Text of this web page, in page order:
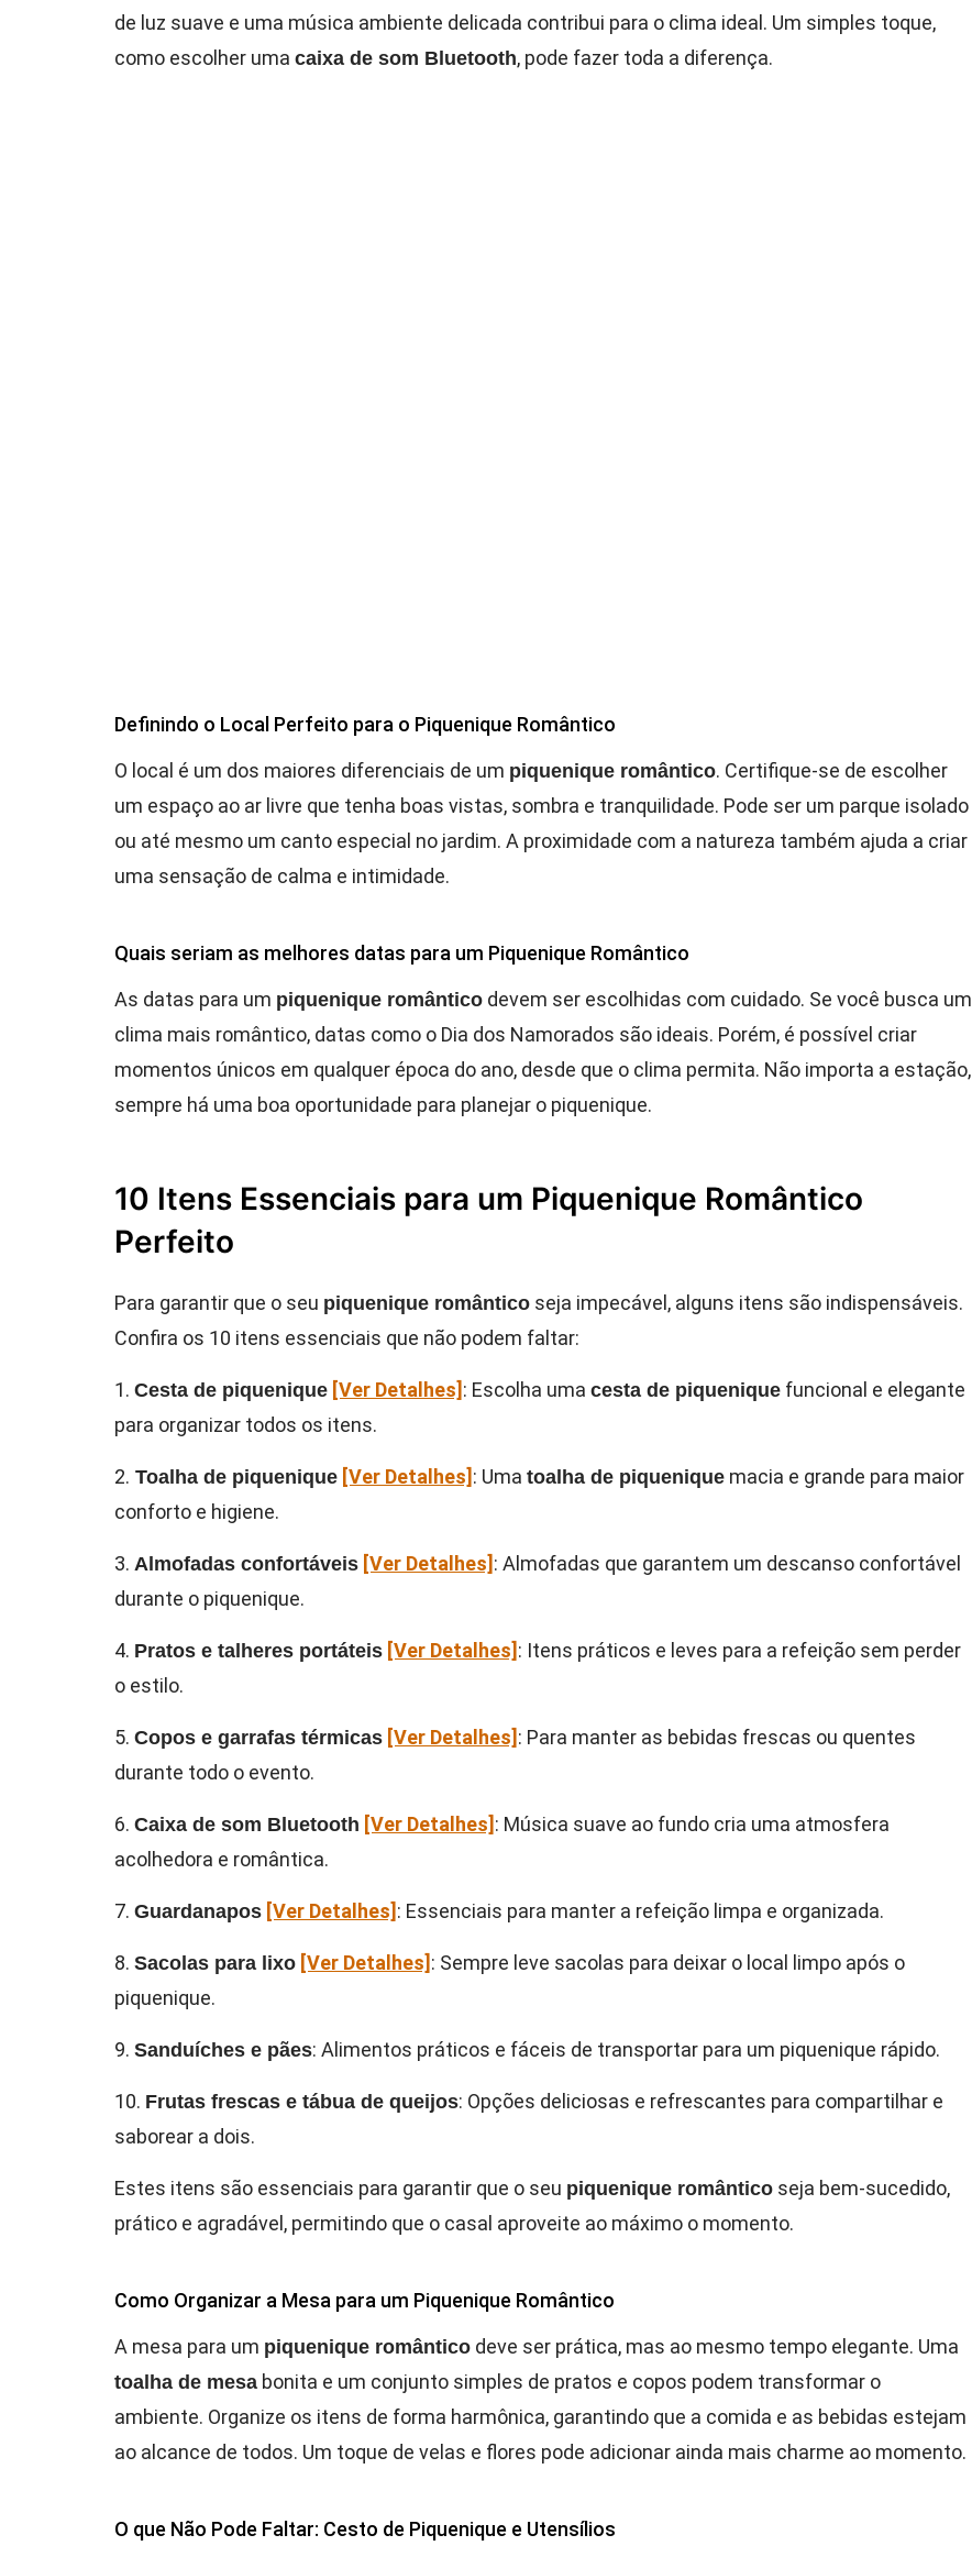
de luz suave e uma música ambiente delicada contribui para o clima ideal. Um simples toque,
como escolher uma caixa de som Bluetooth, pode fazer toda a diferença.
Definindo o Local Perfeito para o Piquenique Romântico
O local é um dos maiores diferenciais de um piquenique romântico. Certifique-se de escolher
um espaço ao ar livre que tenha boas vistas, sombra e tranquilidade. Pode ser um parque isolado
ou até mesmo um canto especial no jardim. A proximidade com a natureza também ajuda a criar
uma sensação de calma e intimidade.
Quais seriam as melhores datas para um Piquenique Romântico
As datas para um piquenique romântico devem ser escolhidas com cuidado. Se você busca um
clima mais romântico, datas como o Dia dos Namorados são ideais. Porém, é possível criar
momentos únicos em qualquer época do ano, desde que o clima permita. Não importa a estação,
sempre há uma boa oportunidade para planejar o piquenique.
10 Itens Essenciais para um Piquenique Romântico
Perfeito
Para garantir que o seu piquenique romântico seja impecável, alguns itens são indispensáveis.
Confira os 10 itens essenciais que não podem faltar:
1. Cesta de piquenique [Ver Detalhes] : Escolha uma cesta de piquenique funcional e elegante
para organizar todos os itens.
2. Toalha de piquenique [Ver Detalhes] : Uma toalha de piquenique macia e grande para maior
conforto e higiene.
3. Almofadas confortáveis [Ver Detalhes] : Almofadas que garantem um descanso confortável
durante o piquenique.
4. Pratos e talheres portáteis [Ver Detalhes] : Itens práticos e leves para a refeição sem perder
o estilo.
5. Copos e garrafas térmicas [Ver Detalhes] : Para manter as bebidas frescas ou quentes
durante todo o evento.
6. Caixa de som Bluetooth [Ver Detalhes] : Música suave ao fundo cria uma atmosfera
acolhedora e romântica.
7. Guardanapos [Ver Detalhes] : Essenciais para manter a refeição limpa e organizada.
8. Sacolas para lixo [Ver Detalhes] : Sempre leve sacolas para deixar o local limpo após o
piquenique.
9. Sanduíches e pães: Alimentos práticos e fáceis de transportar para um piquenique rápido.
10. Frutas frescas e tábua de queijos: Opções deliciosas e refrescantes para compartilhar e
saborear a dois.
Estes itens são essenciais para garantir que o seu piquenique romântico seja bem-sucedido,
prático e agradável, permitindo que o casal aproveite ao máximo o momento.
Como Organizar a Mesa para um Piquenique Romântico
A mesa para um piquenique romântico deve ser prática, mas ao mesmo tempo elegante. Uma
toalha de mesa bonita e um conjunto simples de pratos e copos podem transformar o
ambiente. Organize os itens de forma harmônica, garantindo que a comida e as bebidas estejam
ao alcance de todos. Um toque de velas e flores pode adicionar ainda mais charme ao momento.
O que Não Pode Faltar: Cesto de Piquenique e Utensílios